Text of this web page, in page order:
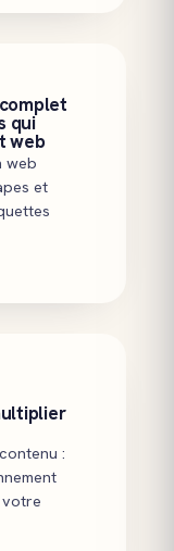
qui
web
web
et
: